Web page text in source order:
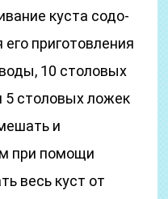
куста содо-
приготовления
10 столовых
5 столовых ложек
и
при помощи
весь куст от